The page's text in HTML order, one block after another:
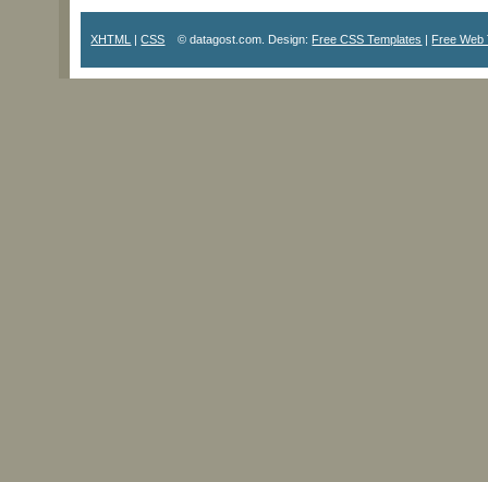
XHTML |CSS © datagost.com. Design: Free CSS Templates | Free Web